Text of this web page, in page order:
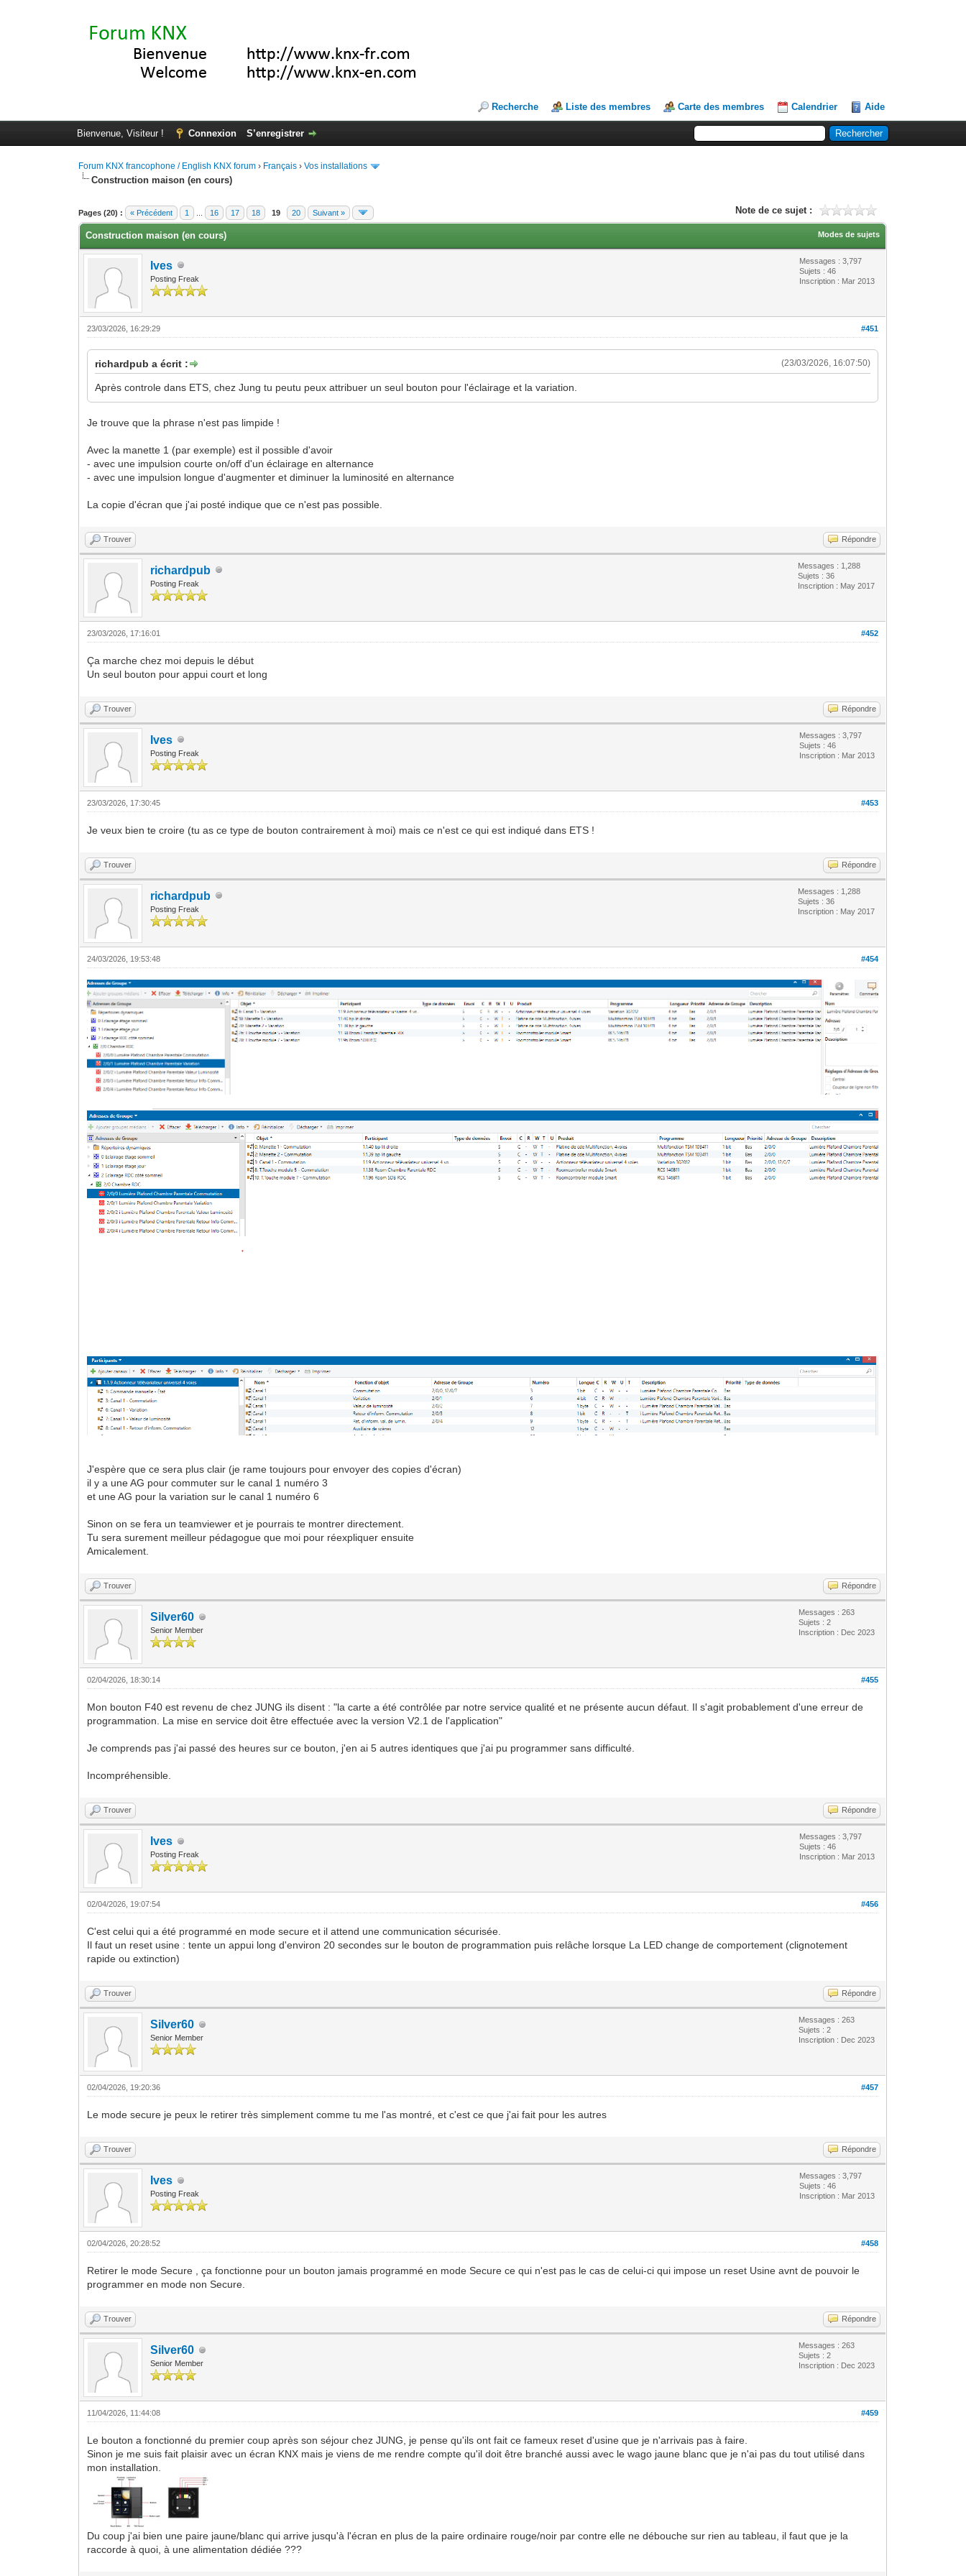
Recherche Liste des membres Carte des membres Calendrier Aide
Bienvenue, Visiteur ! Connexion S’enregistrer
Forum KNX francophone / English KNX forum › Français ›Vos installations
Construction maison (en cours)
Pages (20) : « Précédent 1 16 17 18 19 20 Suivant » Note de ce sujet :
Moyenne : 0 (0 vote(s))
1
2
3
4
5
Modes de sujets
Construction maison (en cours)
Ives
Posting Freak
Messages : 3,797
Sujets : 46
Inscription : Mar 2013
#451
23/03/2026, 16:29:29
(23/03/2026, 16:07:50)
richardpub a écrit :
Après controle dans ETS, chez Jung tu peutu peux attribuer un seul bouton pour l'éclairage et la variation.
Je trouve que la phrase n'est pas limpide !
Avec la manette 1 (par exemple) est il possible d'avoir
- avec une impulsion courte on/off d'un éclairage en alternance
- avec une impulsion longue d'augmenter et diminuer la luminosité en alternance
La copie d'écran que j'ai posté indique que ce n'est pas possible.
Trouver Répondre
richardpub
Posting Freak
Messages : 1,288
Sujets : 36
Inscription : May 2017
#452
23/03/2026, 17:16:01
Ça marche chez moi depuis le début
Un seul bouton pour appui court et long
Trouver Répondre
Ives
Posting Freak
Messages : 3,797
Sujets : 46
Inscription : Mar 2013
#453
23/03/2026, 17:30:45
Je veux bien te croire (tu as ce type de bouton contrairement à moi) mais ce n'est ce qui est indiqué dans ETS !
Trouver Répondre
richardpub
Posting Freak
Messages : 1,288
Sujets : 36
Inscription : May 2017
#454
24/03/2026, 19:53:48
J'espère que ce sera plus clair (je rame toujours pour envoyer des copies d'écran)
il y a une AG pour commuter sur le canal 1 numéro 3
et une AG pour la variation sur le canal 1 numéro 6
Sinon on se fera un teamviewer et je pourrais te montrer directement.
Tu sera surement meilleur pédagogue que moi pour réexpliquer ensuite
Amicalement.
Trouver Répondre
Silver60
Senior Member
Messages : 263
Sujets : 2
Inscription : Dec 2023
#455
02/04/2026, 18:30:14
Mon bouton F40 est revenu de chez JUNG ils disent : "la carte a été contrôlée par notre service qualité et ne présente aucun défaut. Il s'agit probablement d'une erreur de
programmation. La mise en service doit être effectuée avec la version V2.1 de l'application"
Je comprends pas j'ai passé des heures sur ce bouton, j'en ai 5 autres identiques que j'ai pu programmer sans difficulté.
Incompréhensible.
Trouver Répondre
Ives
Posting Freak
Messages : 3,797
Sujets : 46
Inscription : Mar 2013
#456
02/04/2026, 19:07:54
C'est celui qui a été programmé en mode secure et il attend une communication sécurisée.
Il faut un reset usine : tente un appui long d'environ 20 secondes sur le bouton de programmation puis relâche lorsque La LED change de comportement (clignotement
rapide ou extinction)
Trouver Répondre
Silver60
Senior Member
Messages : 263
Sujets : 2
Inscription : Dec 2023
#457
02/04/2026, 19:20:36
Le mode secure je peux le retirer très simplement comme tu me l'as montré, et c'est ce que j'ai fait pour les autres
Trouver Répondre
Ives
Posting Freak
Messages : 3,797
Sujets : 46
Inscription : Mar 2013
#458
02/04/2026, 20:28:52
Retirer le mode Secure , ça fonctionne pour un bouton jamais programmé en mode Secure ce qui n'est pas le cas de celui-ci qui impose un reset Usine avnt de pouvoir le
programmer en mode non Secure.
Trouver Répondre
Silver60
Senior Member
Messages : 263
Sujets : 2
Inscription : Dec 2023
#459
11/04/2026, 11:44:08
Le bouton a fonctionné du premier coup après son séjour chez JUNG, je pense qu'ils ont fait ce fameux reset d'usine que je n'arrivais pas à faire.
Sinon je me suis fait plaisir avec un écran KNX mais je viens de me rendre compte qu'il doit être branché aussi avec le wago jaune blanc que je n'ai pas du tout utilisé dans
mon installation.
Du coup j'ai bien une paire jaune/blanc qui arrive jusqu'à l'écran en plus de la paire ordinaire rouge/noir par contre elle ne débouche sur rien au tableau, il faut que je la
raccorde à quoi, à une alimentation dédiée ???